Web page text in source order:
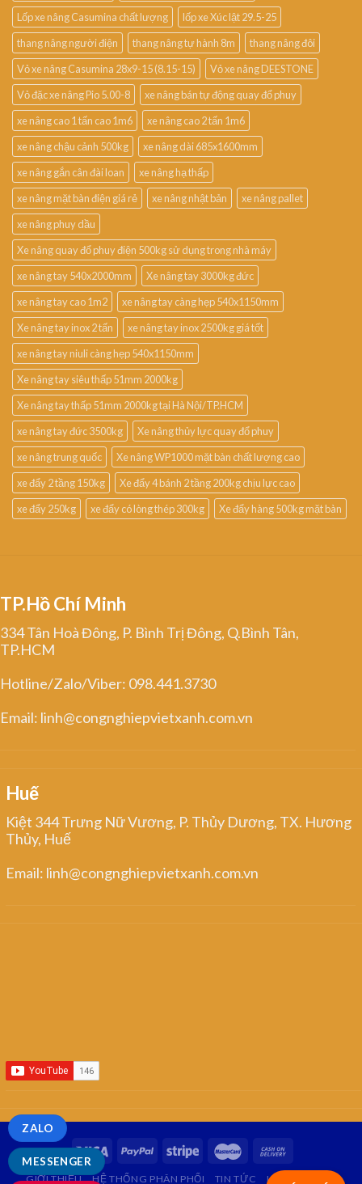
Lốp xe nâng Casumina chất lượng
lốp xe Xúc lật 29.5-25
thang nâng người điện
thang nâng tự hành 8m
thang nâng đôi
Vỏ xe nâng Casumina 28x9-15 (8.15-15)
Vỏ xe nâng DEESTONE
Vỏ đặc xe nâng Pio 5.00-8
xe nâng bán tự động quay đổ phuy
xe nâng cao 1 tấn cao 1m6
xe nâng cao 2 tấn 1m6
xe nâng chậu cảnh 500kg
xe nâng dài 685x1600mm
xe nâng gắn cân đài loan
xe nâng hạ thấp
xe nâng mặt bàn điện giá rẻ
xe nâng nhật bản
xe nâng pallet
xe nâng phuy dầu
Xe nâng quay đổ phuy điện 500kg sử dụng trong nhà máy
xe nâng tay 540x2000mm
Xe nâng tay 3000kg đức
xe nâng tay cao 1m2
xe nâng tay càng hẹp 540x1150mm
Xe nâng tay inox 2 tấn
xe nâng tay inox 2500kg giá tốt
xe nâng tay niuli càng hẹp 540x1150mm
Xe nâng tay siêu thấp 51mm 2000kg
Xe nâng tay thấp 51mm 2000kg tại Hà Nội/TP.HCM
xe nâng tay đức 3500kg
Xe nâng thủy lực quay đổ phuy
xe nâng trung quốc
Xe nâng WP1000 mặt bàn chất lượng cao
xe đẩy 2 tầng 150kg
Xe đẩy 4 bánh 2 tầng 200kg chịu lực cao
xe đẩy 250kg
xe đẩy có lòng thép 300kg Xe đẩy hàng 500kg mặt bàn
TP.Hồ Chí Minh
334 Tân Hoà Đông, P. Bình Trị Đông, Q.Bình Tân,
TP.HCM
Hotline/Zalo/Viber: 098.441.3730
Email: linh@congnghiepvietxanh.com.vn
Huế
Kiệt 344 Trưng Nữ Vương, P. Thủy Dương, TX. Hương
Thủy, Huế
Email: linh@congnghiepvietxanh.com.vn
GIỚI THIỆU HỆ THỐNG PHÂN PHỐI TIN TỨC LIÊN HỆ
MESSENGER
ZALO